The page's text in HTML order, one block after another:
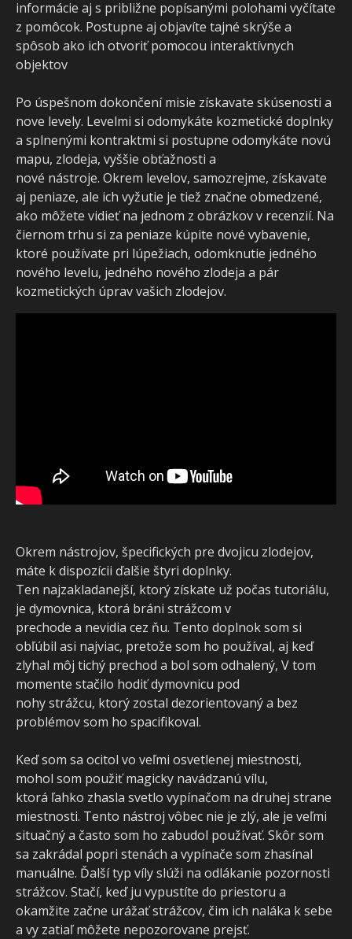
informácie aj s približne popísanými polohami vyčítate
z pomôcok. Postupne aj objavíte tajné skrýše a
spôsob ako ich otvoriť pomocou interaktívnych
objektov
Po úspešnom dokončení misie získavate skúsenosti a
nove levely. Levelmi si odomykáte kozmetické doplnky
a splnenými kontraktmi si postupne odomykáte novú
mapu, zlodeja, vyššie obťažnosti a
nové nástroje. Okrem levelov, samozrejme, získavate
aj peniaze, ale ich vyžutie je tiež značne obmedzené,
ako môžete vidieť na jednom z obrázkov v recenzií. Na
čiernom trhu si za peniaze kúpite nové vybavenie,
ktoré používate pri lúpežiach, odomknutie jedného
nového levelu, jedného nového zlodeja a pár
kozmetických úprav vašich zlodejov.
Okrem nástrojov, špecifických pre dvojicu zlodejov,
máte k dispozícii ďalšie štyri doplnky.
Ten najzakladanejší, ktorý získate už počas tutoriálu,
je dymovnica, ktorá bráni strážcom v
prechode a nevidia cez ňu. Tento doplnok som si
obľúbil asi najviac, pretože som ho používal, aj keď
zlyhal môj tichý prechod a bol som odhalený, V tom
momente stačilo hodiť dymovnicu pod
nohy strážcu, ktorý zostal dezorientovaný a bez
problémov som ho spacifikoval.
Keď som sa ocitol vo veľmi osvetlenej miestnosti,
mohol som použiť magicky navádzanú vílu,
ktorá ľahko zhasla svetlo vypínačom na druhej strane
miestnosti. Tento nástroj vôbec nie je zlý, ale je veľmi
situačný a často som ho zabudol používať. Skôr som
sa zakrádal popri stenách a vypínače som zhasínal
manuálne. Ďalší typ víly slúži na odlákanie pozornosti
strážcov. Stačí, keď ju vypustíte do priestoru a
okamžite začne urážať strážcov, čim ich naláka k sebe
a vy zatiaľ môžete nepozorovane prejsť.